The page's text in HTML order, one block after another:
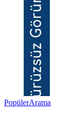
PopülerArama